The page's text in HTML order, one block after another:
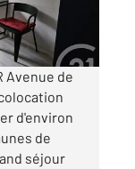
Avenue de
d'environ
de
séjour